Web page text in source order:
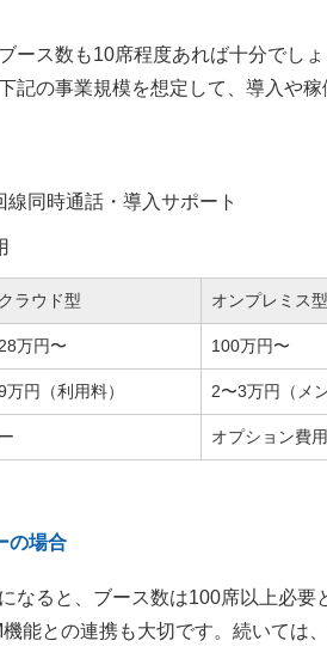
ース数も10席程度あれば十分でし
記の事業規模を想定して、導入や稼
同時通話・導入サポート
クラウド型 オンプレミス型
28万円〜 100万円〜
万円（利用料） 2〜3万円（メ
ー オプション費
の場合
なると、ブース数は100席以上必要
能との連携も大切です。続いては